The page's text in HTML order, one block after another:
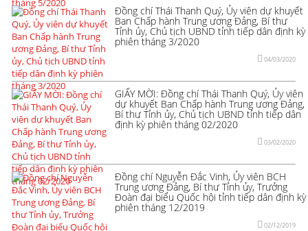
Đồng chí Thái Thanh Quý, Ủy viên dự khuyết
Ban Chấp hành Trung ương Đảng, Bí thư
Tỉnh ủy, Chủ tịch UBND tỉnh tiếp dân định kỳ
phiên tháng 3/2020
04/03/2020
GIẤY MỜI: Đồng chí Thái Thanh Quý, Ủy viên
dự khuyết Ban Chấp hành Trung ương Đảng,
Bí thư Tỉnh ủy, Chủ tịch UBND tỉnh tiếp dân
định kỳ phiên tháng 02/2020
03/02/2020
Đồng chí Nguyễn Đắc Vinh, Ủy viên BCH
Trung ương Đảng, Bí thư Tỉnh ủy, Trưởng
Đoàn đại biểu Quốc hội tỉnh tiếp dân định kỳ
phiên tháng 12/2019
02/12/2019